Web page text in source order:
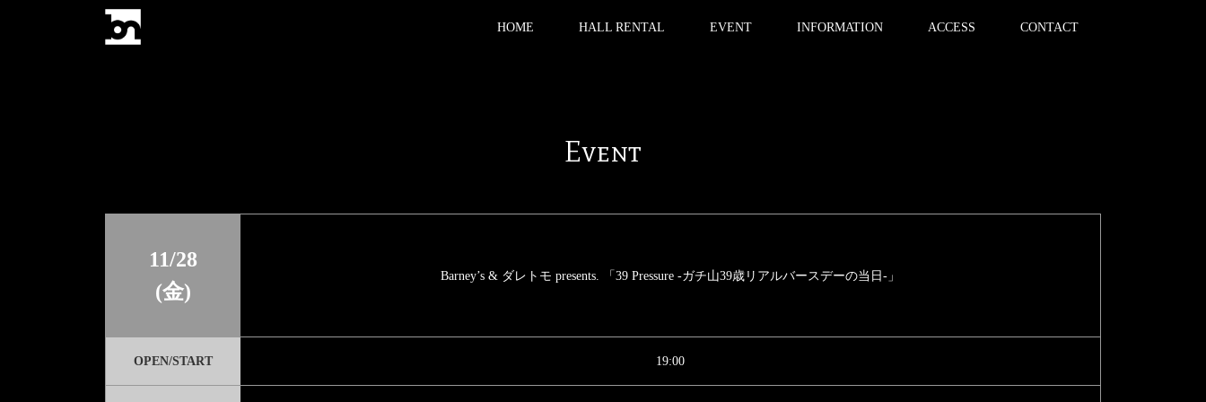
HOME HALL RENTAL EVENT INFORMATION ACCESS CONTACT
Event
11/28
(金)
Barney’s & ダレトモ presents. 「39 Pressure -ガチ山39歳リアルバースデーの当日-」
OPEN/START 19:00